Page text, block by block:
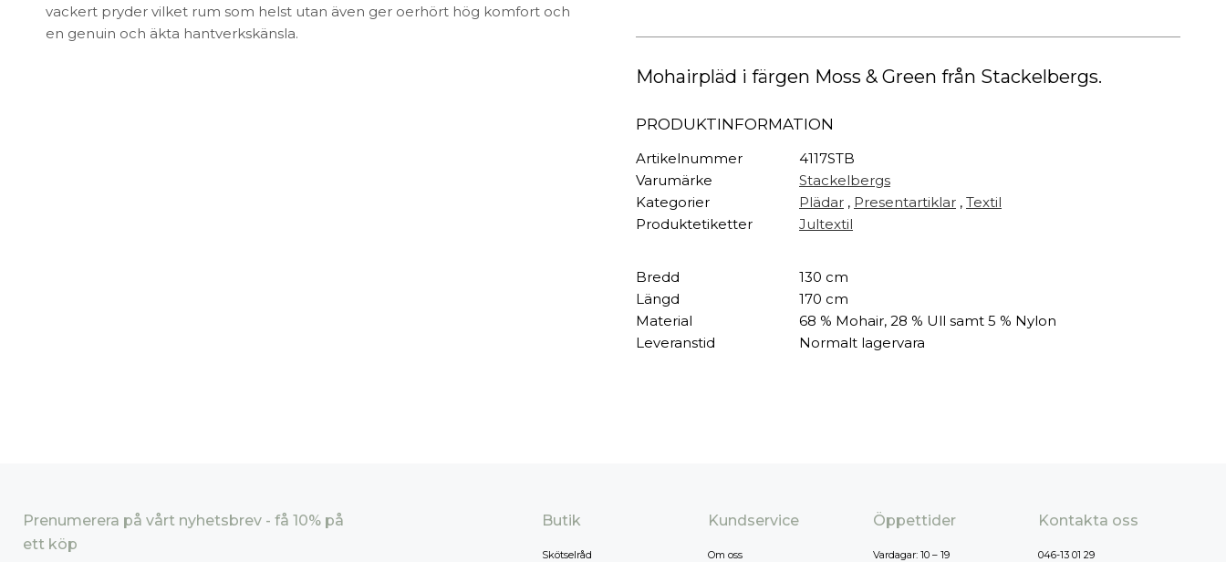
Bokhyllor
HALL
Hallbänkar
Sko- & hatthyllor
Hallmattor
Miljögården Design
vackert pryder vilket rum som helst utan även ger oerhört hög komfort och
en genuin och äkta hantverkskänsla.
&
Melange
Mohairpläd i färgen Moss & Green från Stackelbergs.
PRODUKTINFORMATION
Artikelnummer
4117STB
Varumärke
Stackelbergs
Kategorier
Plädar , Presentartiklar ,Textil
Produktetiketter
Jultextil
Bredd
130 cm
Längd
170 cm
Material
68 % Mohair, 28 % Ull samt 5 % Nylon
Leveranstid
Normalt lagervara
Prenumerera på vårt nyhetsbrev - få 10% på
ett köp
Butik
Skötselråd
Kundservice
Om oss
Öppettider
Vardagar: 10 – 19
Kontakta oss
046-13 01 29